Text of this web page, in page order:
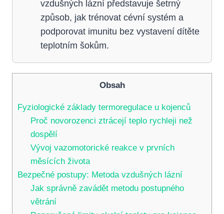
vzdušných lázní představuje šetrný
způsob, jak trénovat cévní systém a
podporovat imunitu bez vystavení dítěte
teplotním šokům.
Obsah
Fyziologické základy termoregulace u kojenců
Proč novorozenci ztrácejí teplo rychleji než
dospělí
Vývoj vazomotorické reakce v prvních
měsících života
Bezpečné postupy: Metoda vzdušných lázní
Jak správně zavádět metodu postupného
větrání